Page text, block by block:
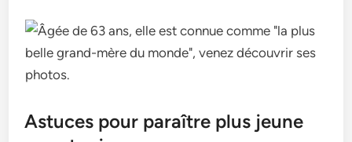
Astuces pour paraître plus jeune